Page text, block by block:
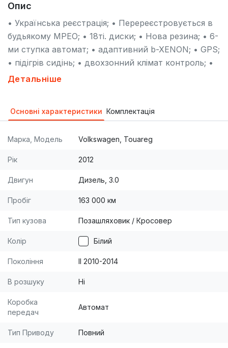
Опис
• Українська реєстрація; • Перереєстровується в
будьякому МРЕО; • 18ті. диски; • Нова резина; • 6-
ми ступка автомат; • адаптивний b-XENON; • GPS;
• підігрів сидінь; • двохзонний клімат контроль; •
шкіряний салон; • Bluetooth, USB, AUX - Авто
Детальніше
Основні характеристики Комплектація
Марка, Модель Volkswagen, Touareg
Рік 2012
Двигун Дизель, 3.0
Пробіг 163 000 км
Тип кузова Позашляховик / Кросовер
Колір Білий
Покоління II 2010-2014
В розшуку Ні
Коробка
передач
Автомат
Тип Приводу Повний